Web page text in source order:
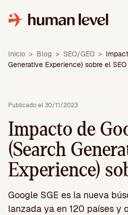
contenido
Inicio > Blog > SEO/GEO >
Generative Experience) sobre el SEO
Publicado el 30/11/2023
Impacto de
(Search
Experience)
Google SGE es la nueva
lanzada ya en 120 países y